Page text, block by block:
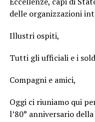
delle organizzazioni
Illustri ospiti,
Tutti gli ufficiali e i
Compagni e amici,
Oggi ci riuniamo qui
l’80° anniversario